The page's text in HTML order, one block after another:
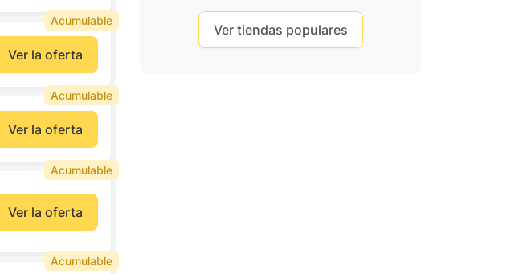
Ver la oferta
Acumulable
Ver la oferta
Acumulable
Ver la oferta
Acumulable
Acumulable
Ver tiendas populares